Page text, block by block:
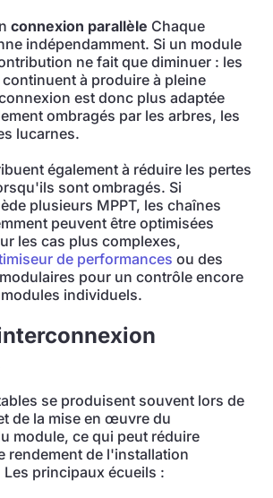
connexion parallèle Chaque
indépendamment. Si un module
ne fait que diminuer : les
à produire à pleine
est donc plus adaptée
ombragés par les arbres, les
lucarnes.
également à réduire les pertes
sont ombragés. Si
plusieurs MPPT, les chaînes
peuvent être optimisées
les cas plus complexes,
de performances ou des
pour un contrôle encore
individuels.
se produisent souvent lors de
de la mise en œuvre du
module, ce qui peut réduire
rendement de l'installation
principaux écueils :